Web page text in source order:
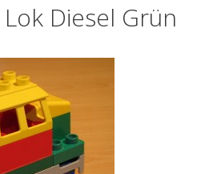
Diesel Grün